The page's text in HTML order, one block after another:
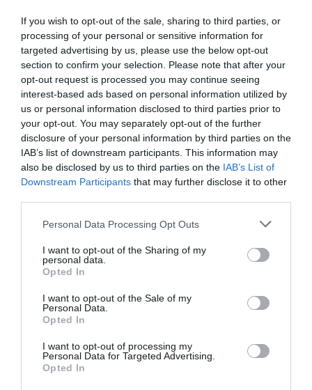
If you wish to opt-out of the sale, sharing to third parties, or
processing of your personal or sensitive information for
targeted advertising by us, please use the below opt-out
section to confirm your selection. Please note that after your
opt-out request is processed you may continue seeing
interest-based ads based on personal information utilized by
us or personal information disclosed to third parties prior to
your opt-out. You may separately opt-out of the further
disclosure of your personal information by third parties on the
IAB’s list of downstream participants. This information may
also be disclosed by us to third parties on the IAB’s List of
Downstream Participants that may further disclose it to other
Please note that this website/app uses one or more Google
not limited to your visit or usage behaviour. You may click to
grant or deny consent to Google and its third-party tags to
use your data for below specified purposes in below Google
consent section.
Personal Data Processing Opt Outs
I want to opt-out of the Sharing of my
personal data.
Opted In
I want to opt-out of the Sale of my
Personal Data.
Opted In
I want to opt-out of processing my
Personal Data for Targeted Advertising.
Opted In
στο ιατρείο. Δερμοαπόξεση, η οποία
εξαφανίζει τις υπερτροφικές ή ατροφικές
ουλές. Απαιτεί τοπική ή γενική αναισθησία,
καθώς και παραμονή στο σπίτι για μερικές
μέρες. Υπάρχει κίνδυνος να αφήσει
υπερτροφικές ουλές, γι αυτό και συνιστάται
μόνο σε άτομα με σοβαρές βλάβες στο δέρμα.
Αποφεύγεται κατά τους καλοκαιρινούς μήνες,
γιατί μπορεί να προκαλέσει υπέρχρωση του
δέρματος.
ΟΜΟΡΦΙΑ